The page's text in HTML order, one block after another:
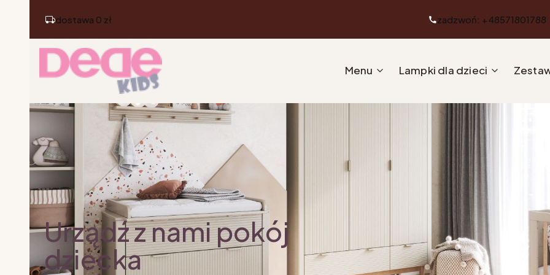
dostawa 0 zł zadzwoń: +48571801788
Menu Lampki dla dzieci
Urządź z nami pokój
dziecka